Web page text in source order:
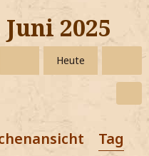
werden!
2025
Heute